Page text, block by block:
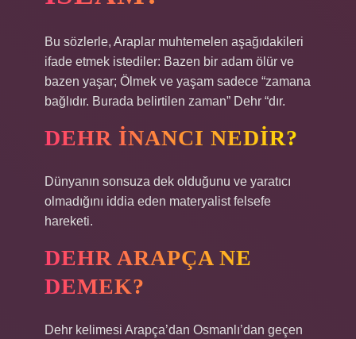
Bu sözlerle, Araplar muhtemelen aşağıdakileri
ifade etmek istediler: Bazen bir adam ölür ve
bazen yaşar; Ölmek ve yaşam sadece “zamana
bağlıdır. Burada belirtilen zaman” Dehr “dır.
DEHR INANCI NEDIR?
Dünyanın sonsuza dek olduğunu ve yaratıcı
olmadığını iddia eden materyalist felsefe
hareketi.
DEHR ARAPÇA NE
DEMEK?
Dehr kelimesi Arapça’dan Osmanlı’dan geçen